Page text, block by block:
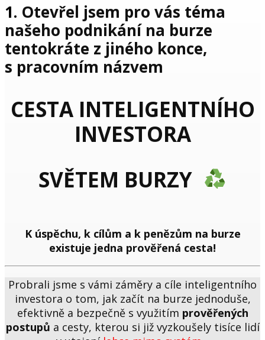
1. Otevřel jsem pro vás téma
našeho podnikání na burze
tentokráte z jiného konce,
s pracovním názvem
CESTA INTELIGENTNÍHO
INVESTORA
SVĚTEM BURZY
K úspěchu, k cílům a k penězům na burze
existuje jedna prověřená cesta!
Probrali jsme s vámi záměry a cíle inteligentního
investora o tom, jak začít na burze jednoduše,
efektivně a bezpečně s využitím prověřených
postupů a cesty, kterou si již vyzkoušely tisíce lidí